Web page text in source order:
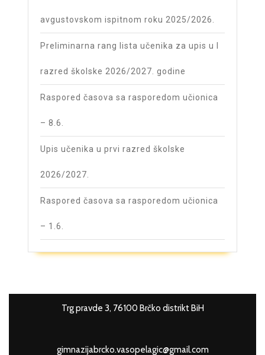
avgustovskom ispitnom roku 2025/2026.
Preliminarna rang lista učenika za upis u I
razred školske 2026/2027. godine
Raspored časova sa rasporedom učionica
– 8.6.
Upis učenika u prvi razred školske
2026/2027.
Raspored časova sa rasporedom učionica
– 1.6.
Trg pravde 3, 76100 Brčko distrikt BiH
gimnazijabrcko.vasopelagic@gmail.com